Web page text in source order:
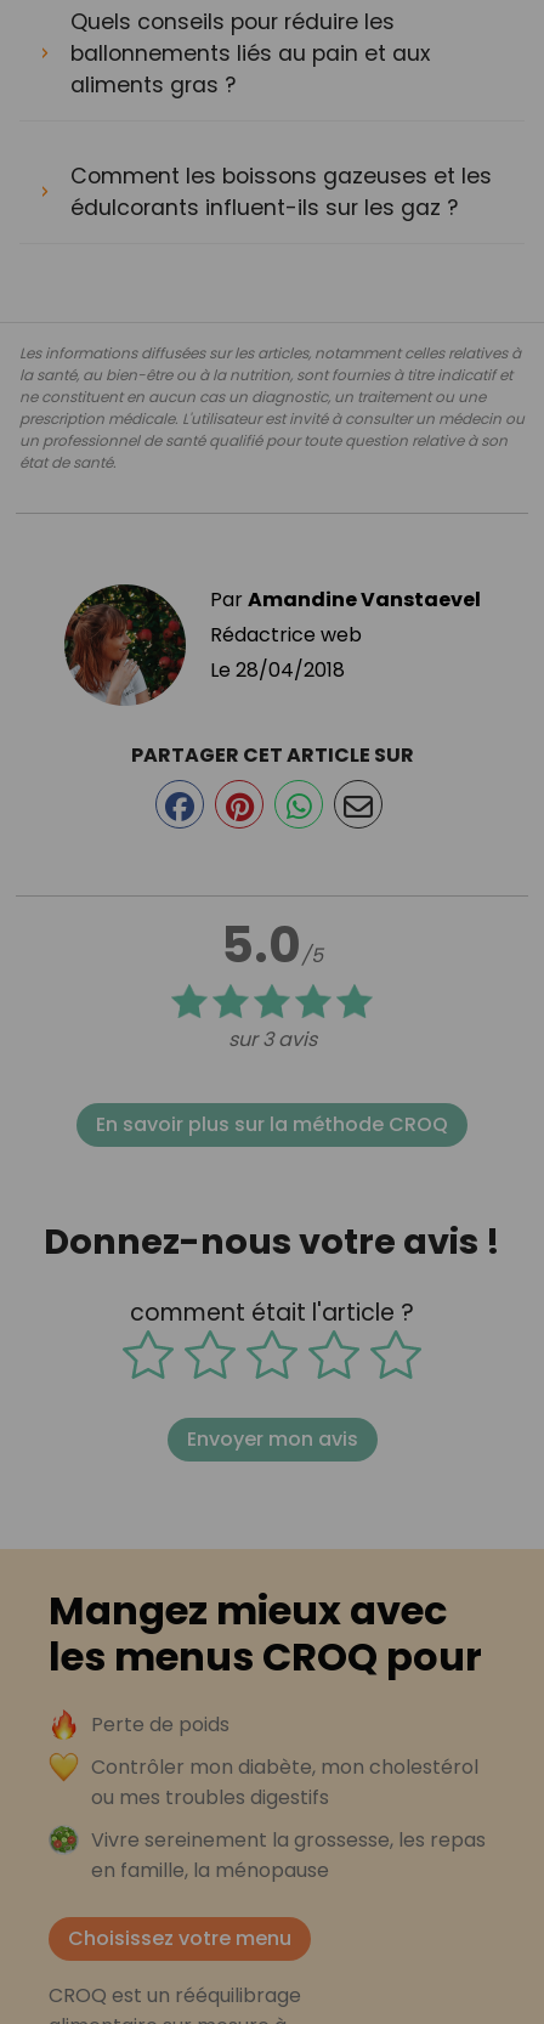
Quels conseils pour réduire les
ballonnements liés au pain et aux
aliments gras ?
Comment les boissons gazeuses et les
édulcorants influent-ils sur les gaz ?
Les informations diffusées sur les articles, notamment celles relatives à
la santé, au bien-être ou à la nutrition, sont fournies à titre indicatif et
ne constituent en aucun cas un diagnostic, un traitement ou une
prescription médicale. L'utilisateur est invité à consulter un médecin ou
un professionnel de santé qualifié pour toute question relative à son
état de santé.
ParAmandine Vanstaevel
Rédactrice web
Le 28/04/2018
5.0/5
sur 3 avis
PARTAGER CET ARTICLE SUR
En savoir plus sur la méthode CROQ
Donnez-nous votre avis !
comment était l'article ?
Envoyer mon avis
Mangez mieux avec
les menus CROQ pour
Perte de poids
Contrôler mon diabète, mon cholestérol
ou mes troubles digestifs
Vivre sereinement la grossesse, les repas
en famille, la ménopause
Choisissez votre menu
CROQ est un rééquilibrage